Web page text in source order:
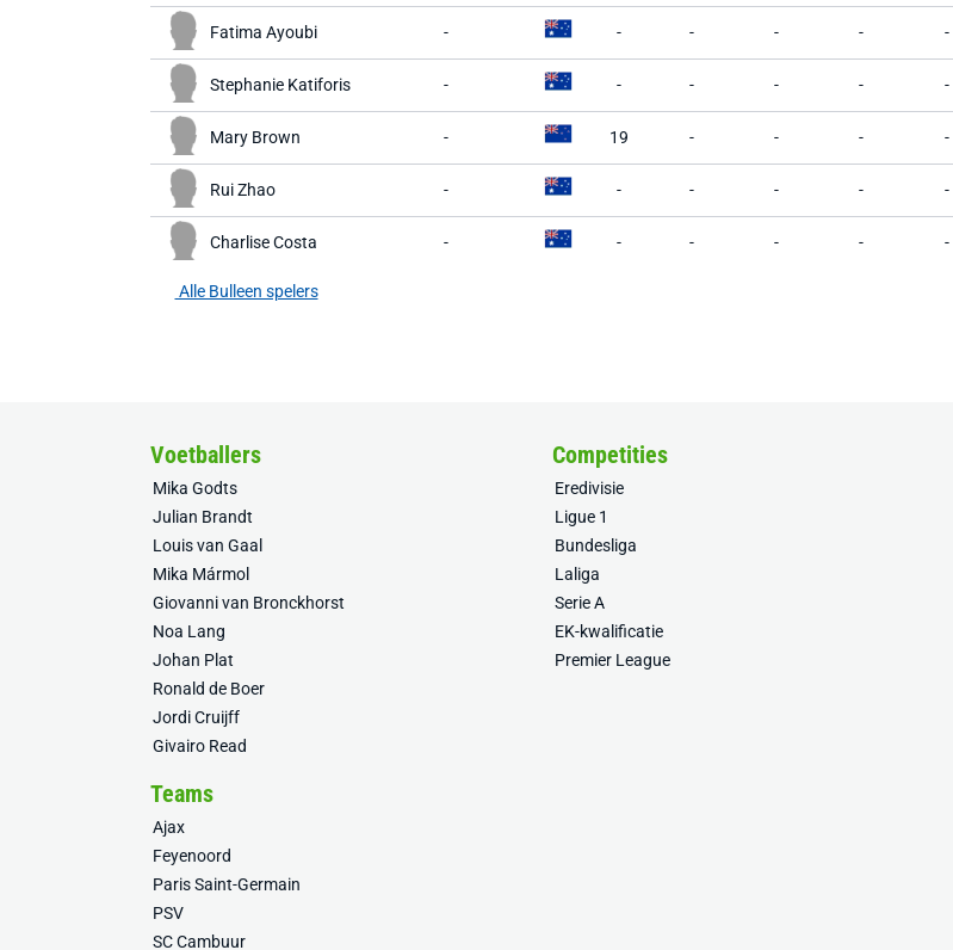
Fatima Ayoubi - - - - - -
Stephanie Katiforis - - - - - -
Mary Brown - 19 - - - -
Rui Zhao - - - - - -
Charlise Costa - - - - - -
Alle Bulleen spelers
Voetballers
Mika Godts
Julian Brandt
Louis van Gaal
Mika Mármol
Giovanni van Bronckhorst
Noa Lang
Johan Plat
Ronald de Boer
Jordi Cruijff
Givairo Read
Competities
Eredivisie
Ligue 1
Bundesliga
Laliga
Serie A
EK-kwalificatie
Premier League
Teams
Ajax
Feyenoord
Paris Saint-Germain
PSV
SC Cambuur